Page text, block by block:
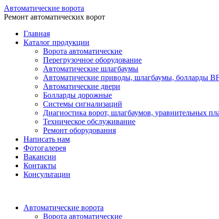
Автоматические ворота
Ремонт автоматических ворот
Главная
Каталог продукции
Ворота автоматические
Перегрузочное оборудование
Автоматические шлагбаумы
Автоматические приводы, шлагбаумы, болларды
Автоматические двери
Болларды дорожные
Системы сигнализаций
Диагностика ворот, шлагбаумов, уравнительных
Техническое обслуживание
Ремонт оборудования
Написать нам
Фотогалерея
Вакансии
Контакты
Консультации
Автоматические ворота
Ворота автоматические